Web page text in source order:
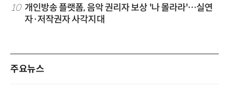
10 개인방송 플랫폼, 음악 권리자 보상 '나 몰라라'…실연
자·저작권자 사각지대
주요뉴스